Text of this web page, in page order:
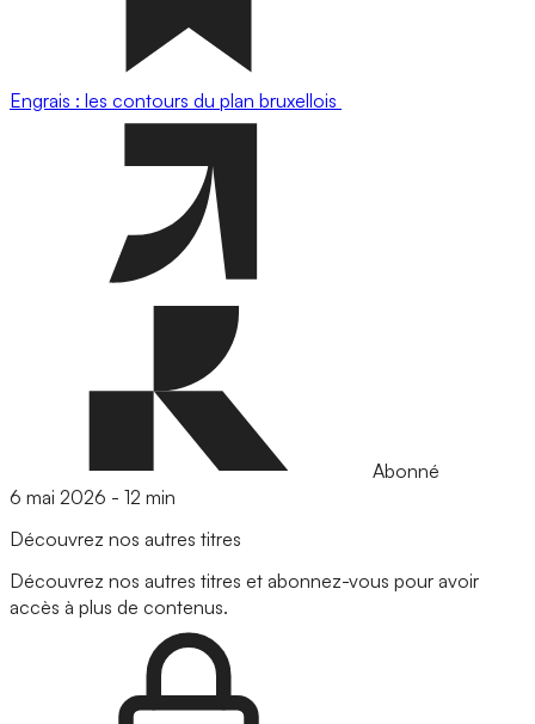
Engrais : les contours du plan bruxellois
Abonné
6 mai 2026 - 12 min
Découvrez nos autres titres
Découvrez nos autres titres et abonnez-vous pour avoir
accès à plus de contenus.